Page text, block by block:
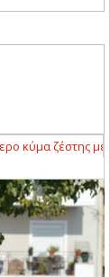
ζέστης με